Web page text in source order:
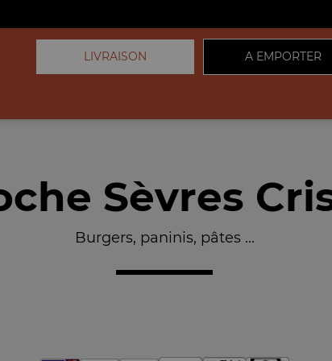
LIVRAISON A EMPORTER
Sèvres
Burgers, paninis, pâtes ...